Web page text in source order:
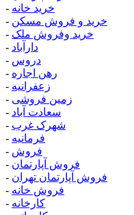
- خرید خانه
- خرید و فروش مسکن
- خرید وفروش ملک
- دارآباد
- دروس
- رهن اجاره
- زعفرانیه
- زمین فروشی
- سعادت آباد
- شهرک غرب
- فرمانیه
- فروش
- فروش آپارتمان
- فروش آپارتمان تهران
- فروش خانه
- کارخانه